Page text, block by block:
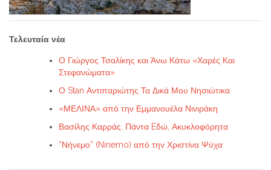
Τελευταία νέα
Ο Γιώργος Τσαλίκης και Άνω Κάτω «Χαρές Και
Στεφανώματα»
Ο Stan Αντιπαριώτης Τα Δικά Μου Νησιώτικα
«ΜΕΛΙΝΑ» από την Εμμανουέλα Νινιράκη
Βασίλης Καρράς. Πάντα Eδώ, Ακυκλοφόρητα
“Νήνεμο” (Ninemo) από την Χριστίνα Ψύχα